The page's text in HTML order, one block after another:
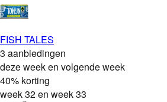
FISH TALES
3 aanbiedingen
deze week en volgende week
40% korting
week 32 en week 33